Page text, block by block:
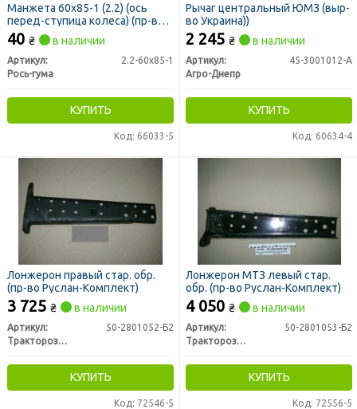
Манжета 60х85-1 (2.2) (ось
перед-ступица колеса) (пр-во
Рось-Гума)
40 ₴ в наличии
Артикул:
2.2-60х85-1
Рось-гума
КУПИТЬ
Код: 66033-5
Рычаг центральный ЮМЗ (выр-
во Украина))
2 245 ₴ в наличии
Артикул:
45-3001012-А
Агро-Днепр
КУПИТЬ
Код: 60634-4
Лонжерон правый стар. обр.
(пр-во Руслан-Комплект)
3 725 ₴ в наличии
Артикул:
50-2801052-Б2
Тракторозапчасть г. Ромны
КУПИТЬ
Код: 72546-5
Лонжерон МТЗ левый стар.
обр. (пр-во Руслан-Комплект)
4 050 ₴ в наличии
Артикул:
50-2801053-Б2
Тракторозапчасть г. Ромны
КУПИТЬ
Код: 72556-5